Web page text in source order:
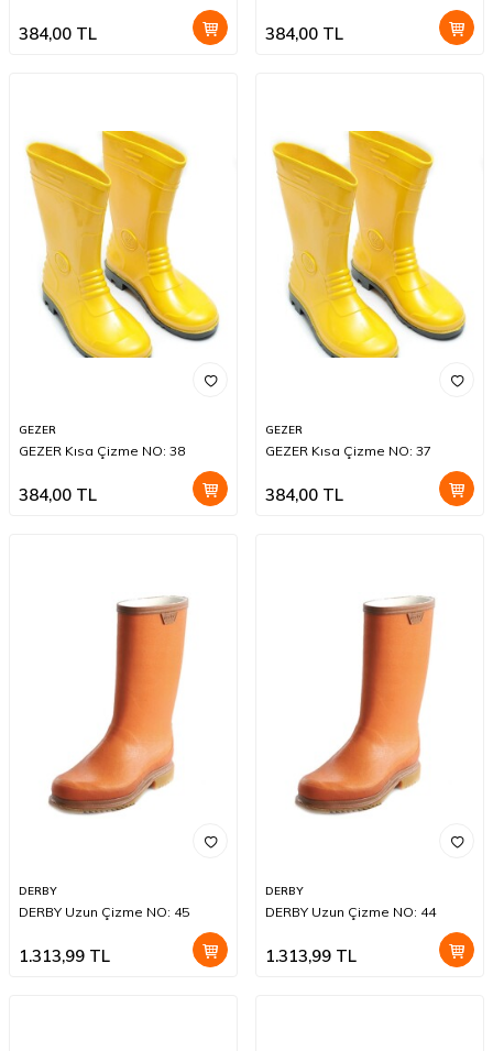
384,00 TL 384,00 TL
GEZER
GEZER Kısa Çizme NO: 38
384,00 TL
GEZER
GEZER Kısa Çizme NO: 37
384,00 TL
DERBY
DERBY Uzun Çizme NO: 45
1.313,99 TL
DERBY
DERBY Uzun Çizme NO: 44
1.313,99 TL